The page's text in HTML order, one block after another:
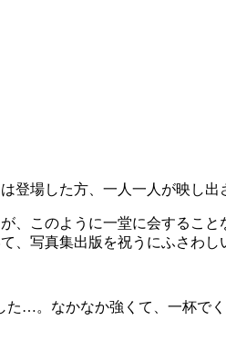
登場した方、一人一人が映し出
このように一堂に会すること
、写真集出版を祝うにふさわし
た…。なかなか強くて、一杯でく